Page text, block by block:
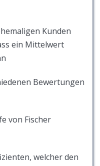
Kunden
ein Mittelwert
Bewertungen
von Fischer
welcher den